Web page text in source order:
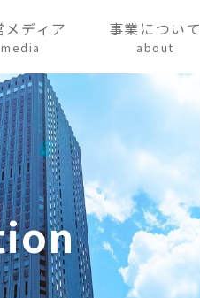
メディア
media
事業について
about